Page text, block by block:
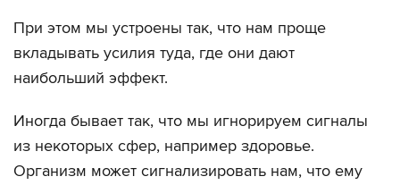
При этом мы устроены так, что нам проще
вкладывать усилия туда, где они дают
наибольший эффект.
Иногда бывает так, что мы игнорируем сигналы
из некоторых сфер, например здоровье.
Организм может сигнализировать нам, что ему